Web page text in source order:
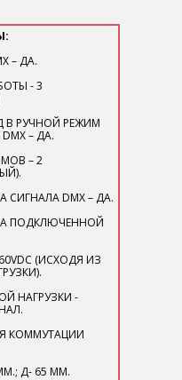
– ДА.
- 3
В РУЧНОЙ РЕЖИМ
– ДА.
– 2
СИГНАЛА DMX – ДА.
ПОДКЛЮЧЕННОЙ
(ИСХОДЯ ИЗ
НАГРУЗКИ -
КОММУТАЦИИ
Д- 65 ММ.